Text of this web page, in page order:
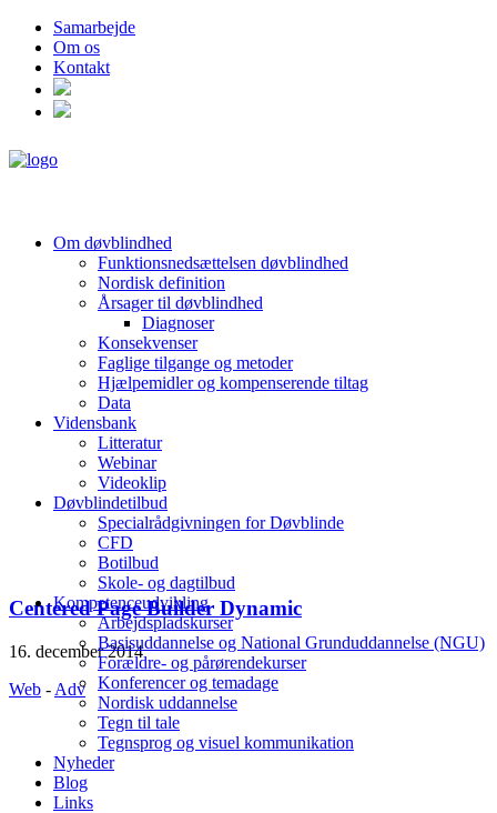
Samarbejde
Om os
Kontakt
Om døvblindhed
Funktionsnedsættelsen døvblindhed
Nordisk definition
Årsager til døvblindhed
Diagnoser
Konsekvenser
Faglige tilgange og metoder
Hjælpemidler og kompenserende tiltag
Data
Vidensbank
Litteratur
Webinar
Videoklip
Døvblindetilbud
Specialrådgivningen for Døvblinde
CFD
Botilbud
Skole- og dagtilbud
Kompetenceudvikling
Arbejdspladskurser
Basisuddannelse og National Grunduddannelse (NGU)
Forældre- og pårørendekurser
Konferencer og temadage
Nordisk uddannelse
Tegn til tale
Tegnsprog og visuel kommunikation
Nyheder
Blog
Links
Centered Page Builder Dynamic
16. december 2014
Web - Adv